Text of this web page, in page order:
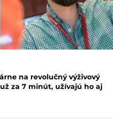
na revolučný výživový
za 7 minút, užívajú ho aj